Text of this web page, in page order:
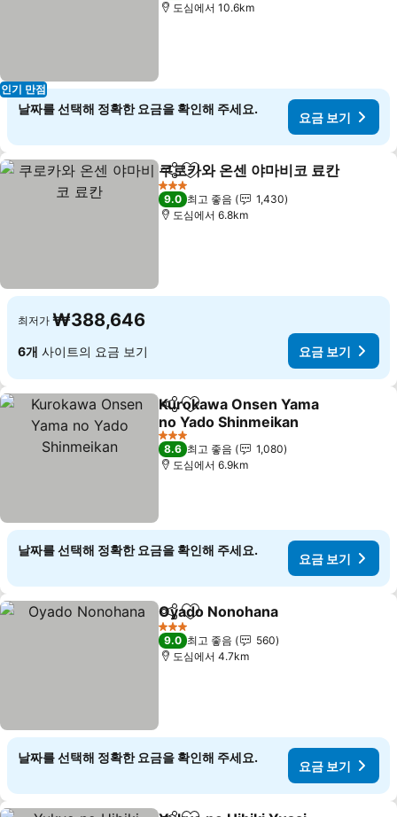
인기 만점
도심에서 10.6km
날짜를 선택해 정확한 요금을 확인해 주세요.
요금 보기
공유 즐겨찾기에 추가
쿠로카와 온센 야마비코 료칸
3 성급
9.0 최고 좋음
1,430
도심에서 6.8km
최저가 ₩388,646
6개 사이트의 요금 보기 요금 보기
공유 즐겨찾기에 추가
Kurokawa Onsen Yama
no Yado Shinmeikan
요금 보기
3 성급
8.6 최고 좋음
1,080
도심에서 6.9km
날짜를 선택해 정확한 요금을 확인해 주세요.
요금 보기
공유 즐겨찾기에 추가
Oyado Nonohana
3 성급
9.0 최고 좋음
560
도심에서 4.7km
날짜를 선택해 정확한 요금을 확인해 주세요.
요금 보기